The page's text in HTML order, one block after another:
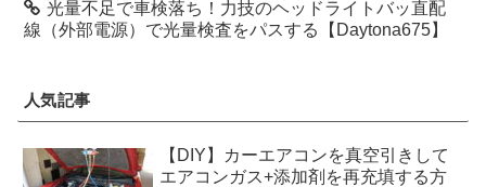
光量不足で車検落ち！力技のヘッドライトバッ直配
線（外部電源）で光量検査をパスする【Daytona675】
人気記事
【DIY】カーエアコンを真空引きして
エアコンガス+添加剤を再充填する方